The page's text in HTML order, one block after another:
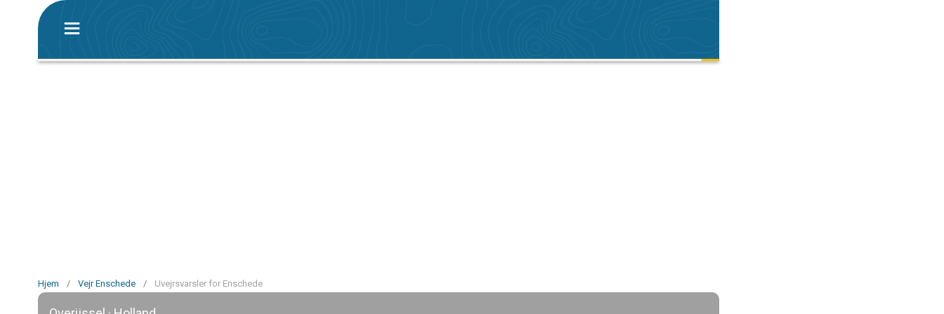
Hjem / Vejr Enschede / Uvejrsvarsler for Enschede